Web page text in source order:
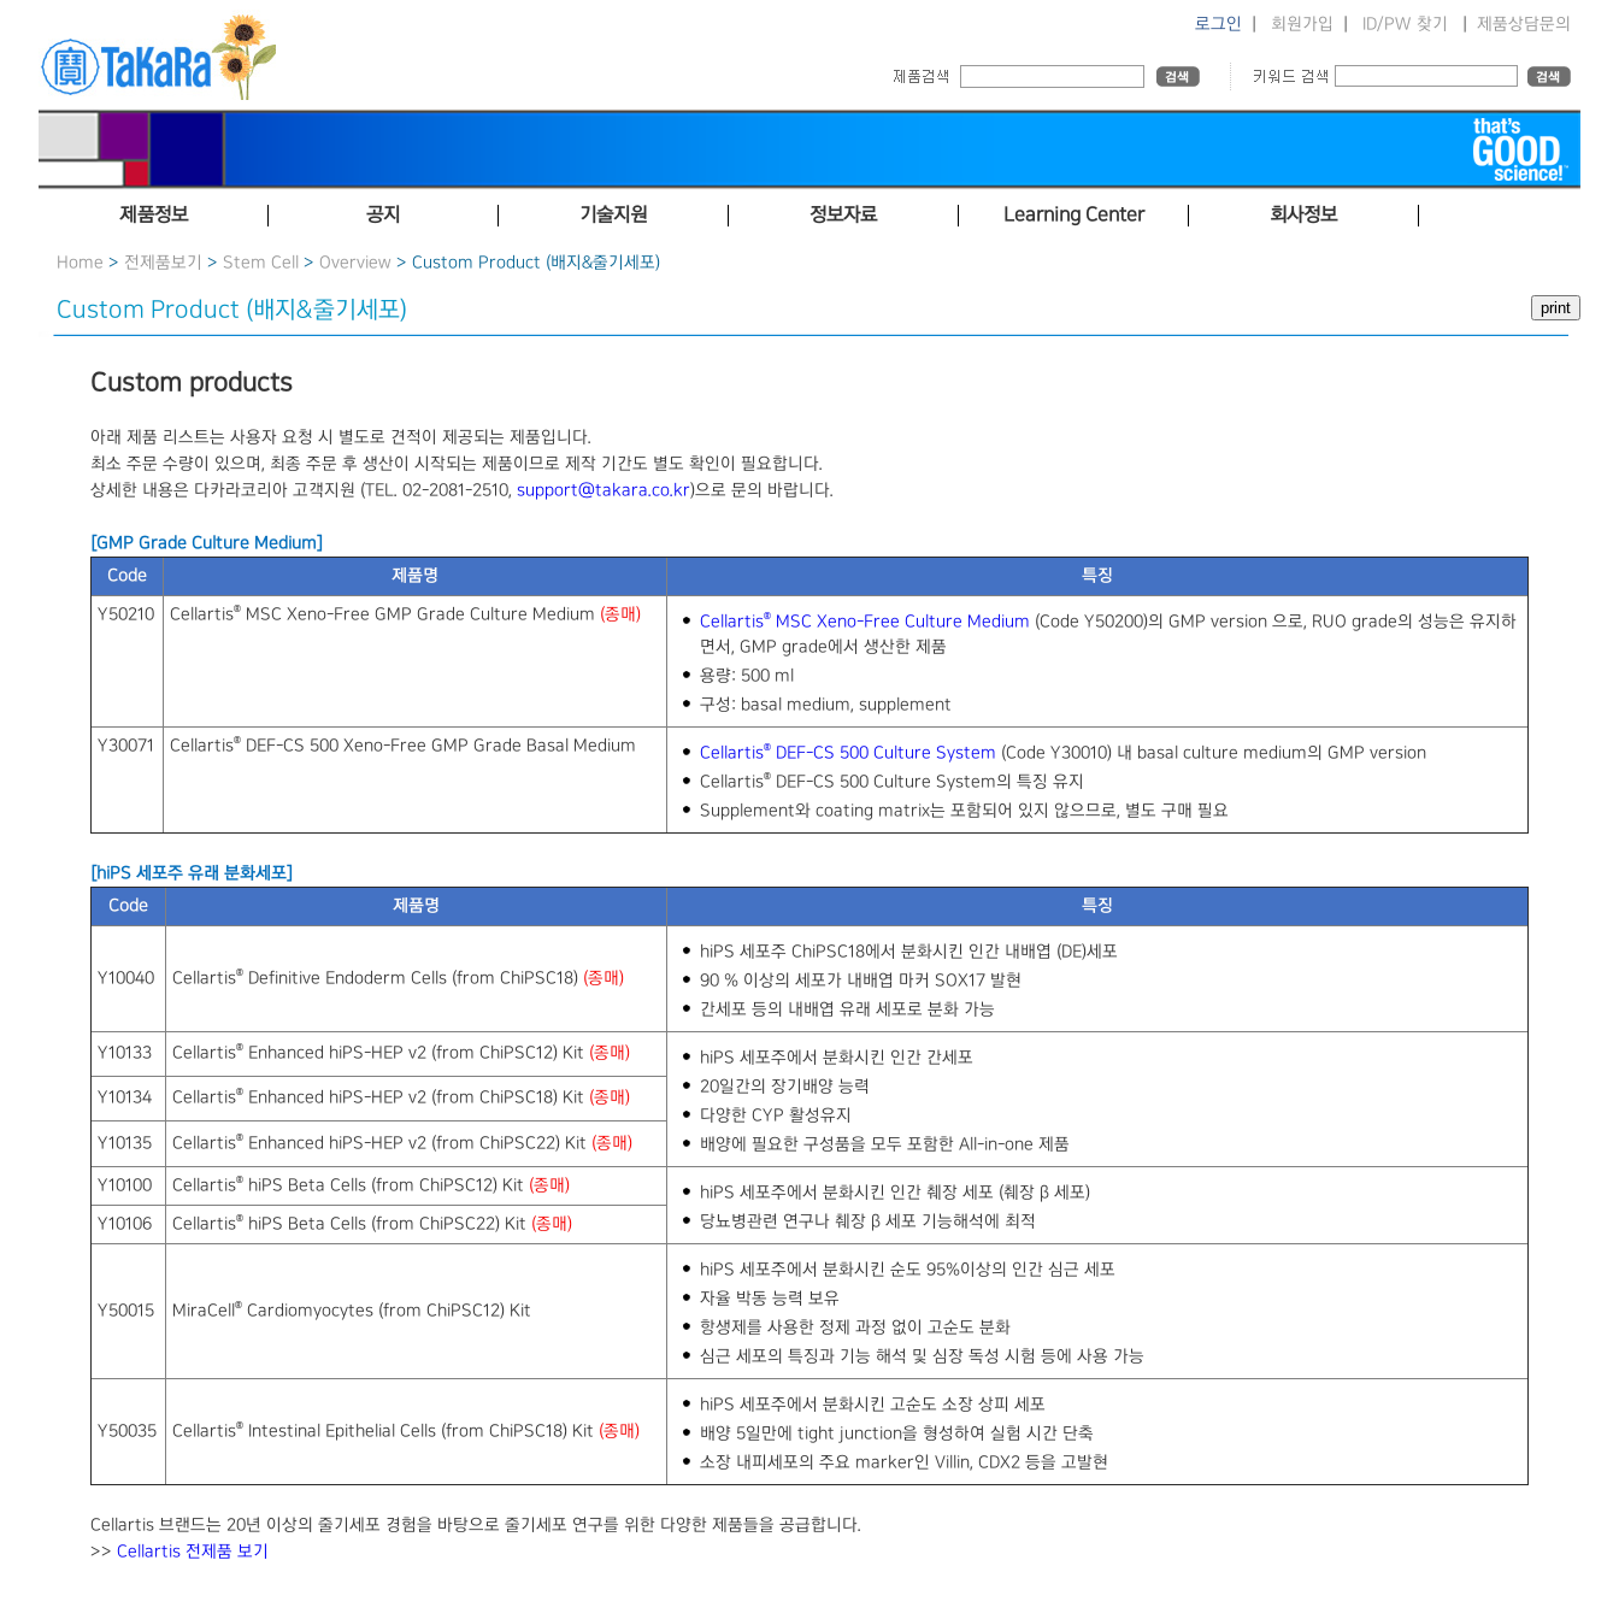
로그인 회원가입 ID/PW 찾기 제품상담문의
제품정보 공지 기술지원 정보자료 Learning Center 회사정보
Home > 전제품보기 > Stem Cell > Overview > Custom Product (배지&줄기세포)
Custom Product (배지&줄기세포)
Custom products
아래 제품 리스트는 사용자 요청 시 별도로 견적이 제공되는 제품입니다.
최소 주문 수량이 있으며, 최종 주문 후 생산이 시작되는 제품이므로 제작 기간도 별도 확인이 필요합니다.
상세한 내용은 다카라코리아 고객지원 (TEL. 02-2081-2510, support@takara.co.kr)으로 문의 바랍니다.
[GMP Grade Culture Medium]
Code
제품명
특징
Y50210
Cellartis®MSC Xeno-Free GMP Grade Culture Medium (종매) Cellartis®MSC Xeno-Free Culture Medium (Code Y50200)의 GMP version 으로, RUO grade의 성능은 유지하
면서, GMP grade에서 생산한 제품
용량: 500 ml
구성: basal medium, supplement
Y30071 Cellartis®DEF-CS 500 Xeno-Free GMP Grade Basal Medium Cellartis®DEF-CS 500 Culture System (Code Y30010) 내 basal culture medium의 GMP version
Cellartis®DEF-CS 500 Culture System의 특징 유지
Supplement와 coating matrix는 포함되어 있지 않으므로, 별도 구매 필요
[hiPS 세포주 유래 분화세포]
Code
제품명 특징
Y10040 Cellartis®Definitive Endoderm Cells (from ChiPSC18) (종매)
hiPS 세포주 ChiPSC18에서 분화시킨 인간 내배엽 (DE)세포
90 % 이상의 세포가 내배엽 마커 SOX17 발현
간세포 등의 내배엽 유래 세포로 분화 가능
Y10133 Cellartis®Enhanced hiPS-HEP v2 (from ChiPSC12) Kit (종매)
hiPS 세포주에서 분화시킨 인간 간세포
20일간의 장기배양 능력
다양한 CYP 활성유지
배양에 필요한 구성품을 모두 포함한 All-in-one 제품
Y10134 Cellartis®Enhanced hiPS-HEP v2 (from ChiPSC18) Kit (종매)
Y10135 Cellartis®Enhanced hiPS-HEP v2 (from ChiPSC22) Kit (종매)
Y10100 Cellartis®hiPS Beta Cells (from ChiPSC12) Kit (종매)
hiPS 세포주에서 분화시킨 인간 췌장 세포 (췌장 β 세포)
당뇨병관련 연구나 췌장 β 세포 기능해석에 최적
Y10106 Cellartis®hiPS Beta Cells (from ChiPSC22) Kit (종매)
Y50015 MiraCell ®Cardiomyocytes (from ChiPSC12) Kit
hiPS 세포주에서 분화시킨 순도 95%이상의 인간 심근 세포
자율 박동 능력 보유
항생제를 사용한 정제 과정 없이 고순도 분화
심근 세포의 특징과 기능 해석 및 심장 독성 시험 등에 사용 가능
Y50035 Cellartis®Intestinal Epithelial Cells (from ChiPSC18) Kit (종매)
hiPS 세포주에서 분화시킨 고순도 소장 상피 세포
배양 5일만에 tight junction을 형성하여 실험 시간 단축
소장 내피세포의 주요 marker인 Villin, CDX2 등을 고발현
Cellartis 브랜드는 20년 이상의 줄기세포 경험을 바탕으로 줄기세포 연구를 위한 다양한 제품들을 공급합니다.
>> Cellartis 전제품 보기